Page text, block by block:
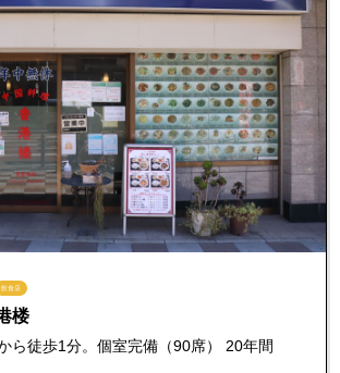
飲食店
楼
ら徒歩1分。個室完備（90席） 20年間